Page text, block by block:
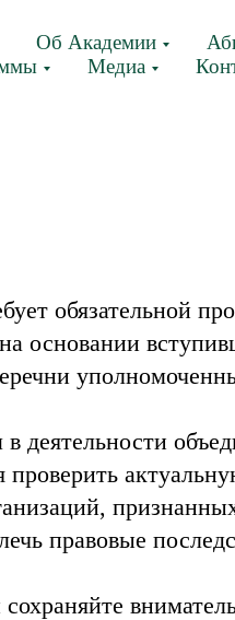
Об Академии
Медиа
обязательной
основании
деятельности
проверить
правовые